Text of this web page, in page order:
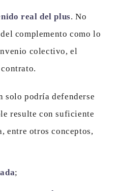
real del plus. No
complemento como lo
colectivo, el
solo podría defenderse
resulte con suficiente
entre otros conceptos,
;